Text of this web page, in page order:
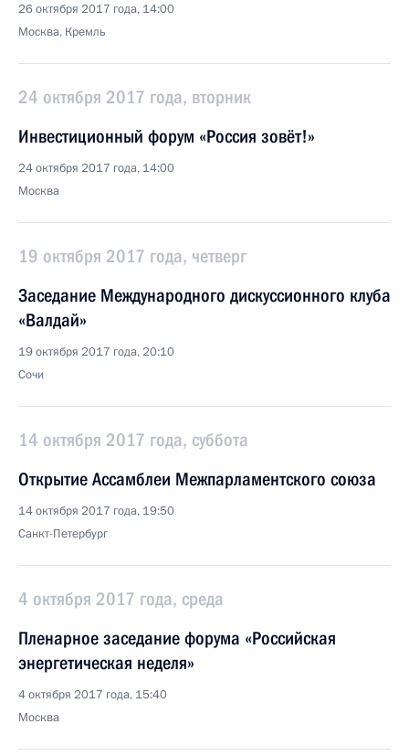
26 октября 2017 года, 14:00
Москва, Кремль
24 октября 2017 года, вторник
Инвестиционный форум «Россия зовёт!»
24 октября 2017 года, 14:00
Москва
19 октября 2017 года, четверг
Заседание Международного дискуссионного клуба
«Валдай»
19 октября 2017 года, 20:10
Сочи
14 октября 2017 года, суббота
Открытие Ассамблеи Межпарламентского союза
14 октября 2017 года, 19:50
Санкт-Петербург
4 октября 2017 года, среда
Пленарное заседание форума «Российская
энергетическая неделя»
4 октября 2017 года, 15:40
Москва